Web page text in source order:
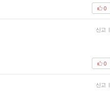
0
신고 |
0
신고 |